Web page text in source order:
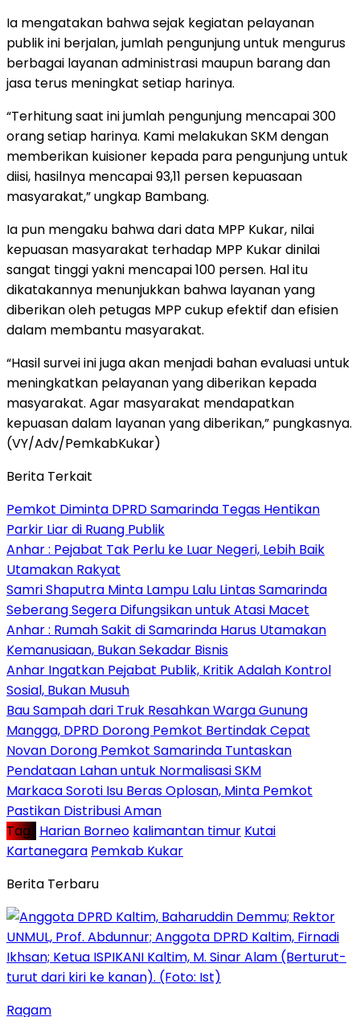
Ia mengatakan bahwa sejak kegiatan pelayanan
publik ini berjalan, jumlah pengunjung untuk mengurus
berbagai layanan administrasi maupun barang dan
jasa terus meningkat setiap harinya.
“Terhitung saat ini jumlah pengunjung mencapai 300
orang setiap harinya. Kami melakukan SKM dengan
memberikan kuisioner kepada para pengunjung untuk
diisi, hasilnya mencapai 93,11 persen kepuasaan
masyarakat,” ungkap Bambang.
Ia pun mengaku bahwa dari data MPP Kukar, nilai
kepuasan masyarakat terhadap MPP Kukar dinilai
sangat tinggi yakni mencapai 100 persen. Hal itu
dikatakannya menunjukkan bahwa layanan yang
diberikan oleh petugas MPP cukup efektif dan efisien
dalam membantu masyarakat.
“Hasil survei ini juga akan menjadi bahan evaluasi untuk
meningkatkan pelayanan yang diberikan kepada
masyarakat. Agar masyarakat mendapatkan
kepuasan dalam layanan yang diberikan,” pungkasnya.
(VY/Adv/PemkabKukar)
Berita Terkait
Pemkot Diminta DPRD Samarinda Tegas Hentikan
Parkir Liar di Ruang Publik
Anhar : Pejabat Tak Perlu ke Luar Negeri, Lebih Baik
Utamakan Rakyat
Samri Shaputra Minta Lampu Lalu Lintas Samarinda
Seberang Segera Difungsikan untuk Atasi Macet
Anhar : Rumah Sakit di Samarinda Harus Utamakan
Kemanusiaan, Bukan Sekadar Bisnis
Anhar Ingatkan Pejabat Publik, Kritik Adalah Kontrol
Sosial, Bukan Musuh
Bau Sampah dari Truk Resahkan Warga Gunung
Mangga, DPRD Dorong Pemkot Bertindak Cepat
Novan Dorong Pemkot Samarinda Tuntaskan
Pendataan Lahan untuk Normalisasi SKM
Markaca Soroti Isu Beras Oplosan, Minta Pemkot
Pastikan Distribusi Aman
Tag : Harian Borneo kalimantan timur Kutai
Kartanegara Pemkab Kukar
Berita Terbaru
Ragam